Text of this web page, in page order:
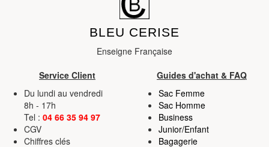
BLEU CERISE
Enseigne Française
Service Client
Guides d'achat & FAQ
Du lundi au vendredi
8h - 17h
Tel : 04 66 35 94 97
CGV
Chiffres clés
Sac Femme
Sac Homme
Business
Junior/Enfant
Bagagerie